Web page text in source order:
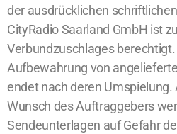
der ausdrücklichen
CityRadio Saarland GmbH ist
Verbundzuschlages
Aufbewahrung von
endet nach deren
Wunsch des Auftraggebers
Sendeunterlagen auf Gefahr